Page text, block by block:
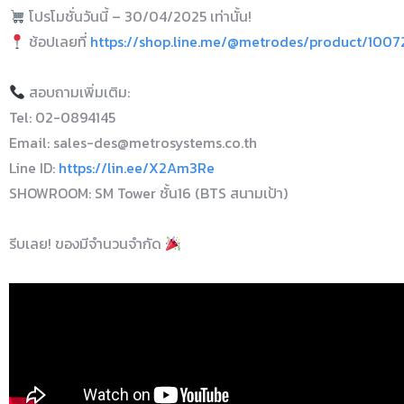
โปรโมชั่นวันนี้ – 30/04/2025 เท่านั้น!
ช้อปเลยที่ https://shop.line.me/@metrodes/product/
สอบถามเพิ่มเติม:
Tel: 02-0894145
Email: sales-des@metrosystems.co.th
Line ID: https://lin.ee/X2Am3Re
SHOWROOM: SM Tower ชั้น16 (BTS สนามเป้า)
รีบเลย! ของมีจำนวนจำกัด